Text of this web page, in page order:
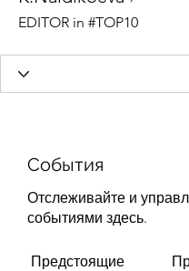
EDITOR in #TOP10
События
Отслеживайте и
событиями здесь.
Предстоящие